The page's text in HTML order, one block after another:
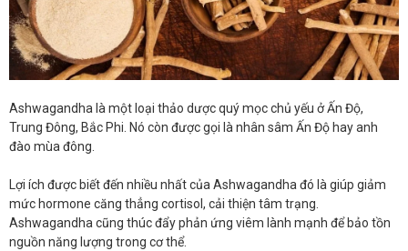
Ashwagandha là một loại thảo dược quý mọc chủ yếu ở Ấn Độ,
Trung Đông, Bắc Phi. Nó còn được gọi là nhân sâm Ấn Độ hay anh
đào mùa đông.
Lợi ích được biết đến nhiều nhất của Ashwagandha đó là giúp giảm
mức hormone căng thẳng cortisol, cải thiện tâm trạng.
Ashwagandha cũng thúc đẩy phản ứng viêm lành mạnh để bảo tồn
nguồn năng lượng trong cơ thể.